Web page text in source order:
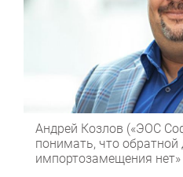
Андрей Козлов («ЭОС
понимать, что обратной
импортозамещения нет»